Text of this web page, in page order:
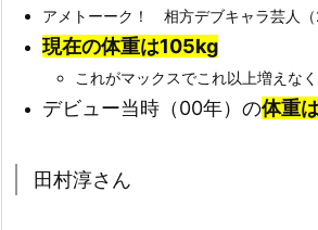
アメトーーク！ 相方デブキャラ芸人
現在の体重は105kg
これがマックスでこれ以上増えな
デビュー当時（00年）の体重
田村淳さん